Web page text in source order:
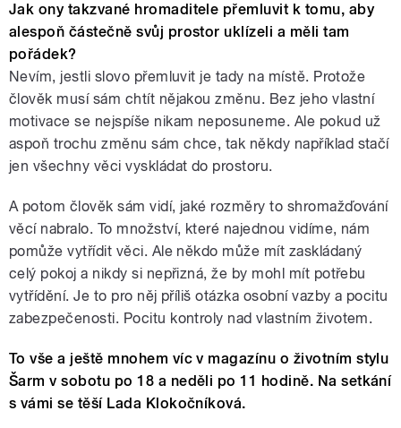
Jak ony takzvané hromaditele přemluvit k tomu, aby
alespoň částečně svůj prostor uklízeli a měli tam
pořádek?
Nevím, jestli slovo přemluvit je tady na místě. Protože
člověk musí sám chtít nějakou změnu. Bez jeho vlastní
motivace se nejspíše nikam neposuneme. Ale pokud už
aspoň trochu změnu sám chce, tak někdy například stačí
jen všechny věci vyskládat do prostoru.
A potom člověk sám vidí, jaké rozměry to shromažďování
věcí nabralo. To množství, které najednou vidíme, nám
pomůže vytřídit věci. Ale někdo může mít zaskládaný
celý pokoj a nikdy si nepřizná, že by mohl mít potřebu
vytřídění. Je to pro něj příliš otázka osobní vazby a pocitu
zabezpečenosti. Pocitu kontroly nad vlastním životem.
To vše a ještě mnohem víc v magazínu o životním stylu
Šarm v sobotu po 18 a neděli po 11 hodině. Na setkání
s vámi se těší Lada Klokočníková.